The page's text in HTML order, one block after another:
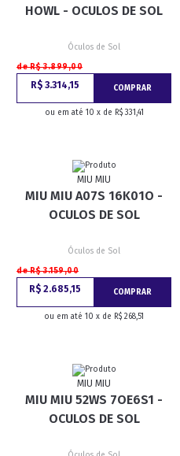
HOWL - OCULOS DE SOL
Óculos de Sol
de R$ 3.899,00
R$ 3.314,15 COMPRAR
ou em até 10 x de R$ 331,41
MIU MIU
MIU MIU A07S 16K01O -
OCULOS DE SOL
Óculos de Sol
de R$ 3.159,00
R$ 2.685,15 COMPRAR
ou em até 10 x de R$ 268,51
MIU MIU
MIU MIU 52WS 7OE6S1 -
OCULOS DE SOL